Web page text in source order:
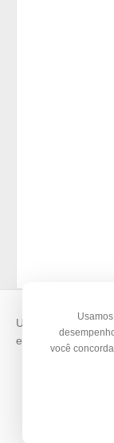
Use o
para
eventos.
você